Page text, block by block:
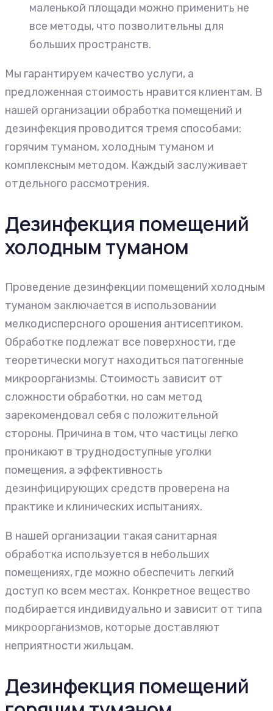
маленькой площади можно применить не
все методы, что позволительны для
больших пространств.
Мы гарантируем качество услуги, а
предложенная стоимость нравится клиентам. В
нашей организации обработка помещений и
дезинфекция проводится тремя способами:
горячим туманом, холодным туманом и
комплексным методом. Каждый заслуживает
отдельного рассмотрения.
Дезинфекция помещений
холодным туманом
Проведение дезинфекции помещений холодным
туманом заключается в использовании
мелкодисперсного орошения антисептиком.
Обработке подлежат все поверхности, где
теоретически могут находиться патогенные
микроорганизмы. Стоимость зависит от
сложности обработки, но сам метод
зарекомендовал себя с положительной
стороны. Причина в том, что частицы легко
проникают в труднодоступные уголки
помещения, а эффективность
дезинфицирующих средств проверена на
практике и клинических испытаниях.
В нашей организации такая санитарная
обработка используется в небольших
помещениях, где можно обеспечить легкий
доступ ко всем местах. Конкретное вещество
подбирается индивидуально и зависит от типа
микроорганизмов, которые доставляют
неприятности жильцам.
Дезинфекция помещений